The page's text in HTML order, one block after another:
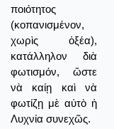
ποιότητος
(κοπανισμένον,
χωρὶς ὀξέα),
κατάλληλον διὰ
φωτισμόν, ὥστε
νὰ καίῃ καὶ νὰ
φωτίζῃ μὲ αὐτὸ ἡ
Λυχνία συνεχῶς.